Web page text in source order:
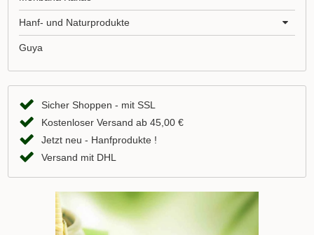
Hanf- und Naturprodukte
Guya
Sicher Shoppen - mit SSL
Kostenloser Versand ab 45,00 €
Jetzt neu - Hanfprodukte !
Versand mit DHL